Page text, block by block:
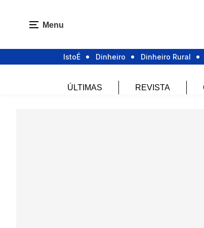
Menu
IstoÉ Dinheiro Dinheiro Rural
ÚLTIMAS REVISTA